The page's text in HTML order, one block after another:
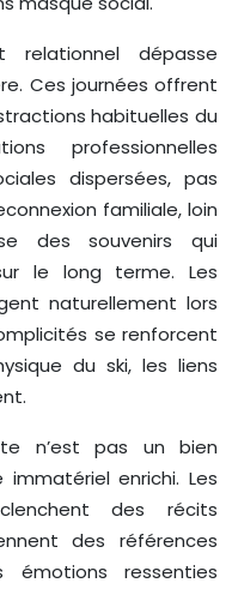
relationnel dépasse
Ces journées offrent
habituelles du
professionnelles
dispersées, pas
familiale, loin
des souvenirs qui
le long terme. Les
naturellement lors
se renforcent
du ski, les liens
n’est pas un bien
enrichi. Les
des récits
des références
émotions ressenties